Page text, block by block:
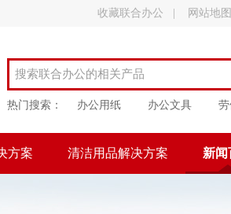
收藏联合办公 网站地图
热门搜索： 办公用纸 办公文具
方案 清洁用品解决方案 新闻